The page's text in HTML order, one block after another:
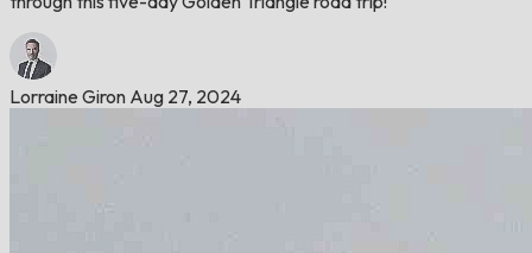
Lorraine Giron Aug 27, 2024